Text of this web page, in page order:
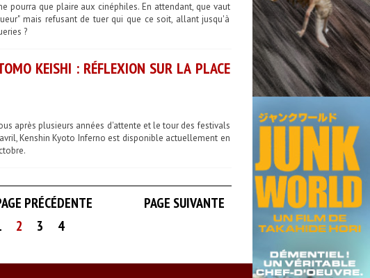
pourra que plaire aux cinéphiles. En attendant, que vaut
mais refusant de tuer qui que ce soit, allant jusqu'à
?
KEISHI : RÉFLEXION SUR LA PLACE
après plusieurs années d'attente et le tour des festivals
Kenshin Kyoto Inferno est disponible actuellement en
PRÉCÉDENTE
PAGE SUIVANTE
2 3 4